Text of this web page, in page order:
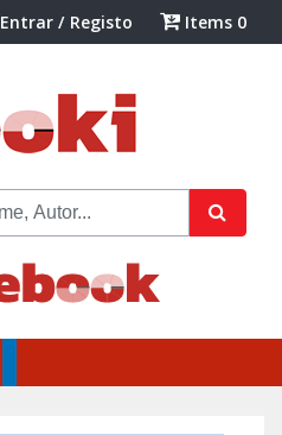
Entrar / Registo Items 0